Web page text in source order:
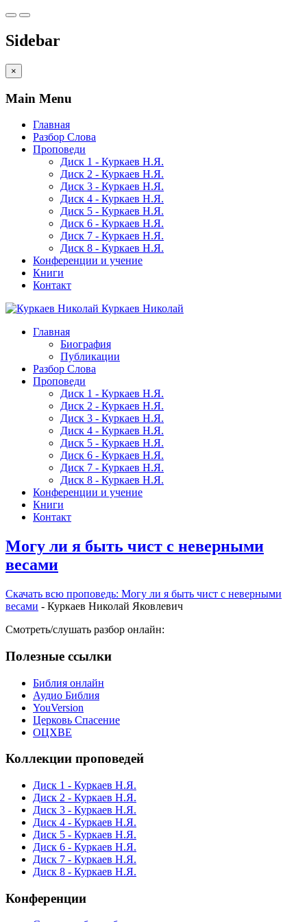
Sidebar
×
Main Menu
Главная
Разбор Слова
Проповеди
Диск 1 - Куркаев Н.Я.
Диск 2 - Куркаев Н.Я.
Диск 3 - Куркаев Н.Я.
Диск 4 - Куркаев Н.Я.
Диск 5 - Куркаев Н.Я.
Диск 6 - Куркаев Н.Я.
Диск 7 - Куркаев Н.Я.
Диск 8 - Куркаев Н.Я.
Конференции и учение
Книги
Контакт
Куркаев Николай
Главная
Биография
Публикации
Разбор Слова
Проповеди
Диск 1 - Куркаев Н.Я.
Диск 2 - Куркаев Н.Я.
Диск 3 - Куркаев Н.Я.
Диск 4 - Куркаев Н.Я.
Диск 5 - Куркаев Н.Я.
Диск 6 - Куркаев Н.Я.
Диск 7 - Куркаев Н.Я.
Диск 8 - Куркаев Н.Я.
Конференции и учение
Книги
Контакт
Могу ли я быть чист с неверными
весами
Скачать вcю проповедь: Могу ли я быть чист с неверными
весами - Куркаев Николай Яковлевич
Смотреть/слушать разбор онлайн:
Полезные ссылки
Библия онлайн
Аудио Библия
YouVersion
Церковь Спасение
ОЦХВЕ
Коллекции проповедей
Диск 1 - Куркаев Н.Я.
Диск 2 - Куркаев Н.Я.
Диск 3 - Куркаев Н.Я.
Диск 4 - Куркаев Н.Я.
Диск 5 - Куркаев Н.Я.
Диск 6 - Куркаев Н.Я.
Диск 7 - Куркаев Н.Я.
Диск 8 - Куркаев Н.Я.
Конференции